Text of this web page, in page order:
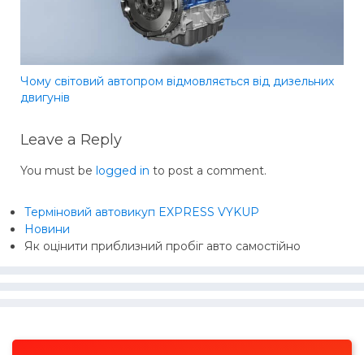
Чому світовий автопром відмовляється від дизельних
двигунів
Leave a Reply
You must be logged in to post a comment.
Терміновий автовикуп EXPRESS VYKUP
Новини
Як оцінити приблизний пробіг авто самостійно